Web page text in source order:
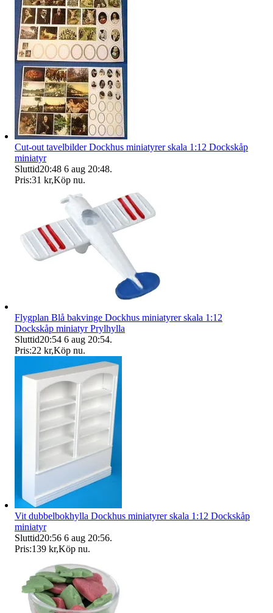
Cut-out tavelbilder Dockhus miniatyrer skala 1:12 Dockskåp
miniatyr
Sluttid20:48 6 aug 20:48.
Pris:31 kr,Köp nu.
Flygplan Blå bakvinge Dockhus miniatyrer skala 1:12
Dockskåp miniatyr Prylhylla
Sluttid20:54 6 aug 20:54.
Pris:22 kr,Köp nu.
Vit dubbelbokhylla Dockhus miniatyrer skala 1:12 Dockskåp
miniatyr
Sluttid20:56 6 aug 20:56.
Pris:139 kr,Köp nu.